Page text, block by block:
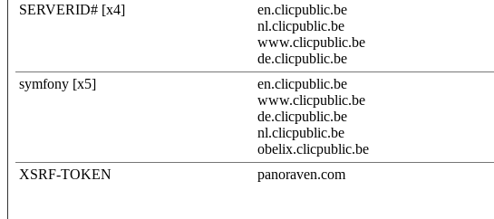
SERVERID# [x4]
en.clicpublic.be
nl.clicpublic.be
www.clicpublic.be
de.clicpublic.be
symfony [x5]
en.clicpublic.be
www.clicpublic.be
de.clicpublic.be
nl.clicpublic.be
obelix.clicpublic.be
XSRF-TOKEN panoraven.com